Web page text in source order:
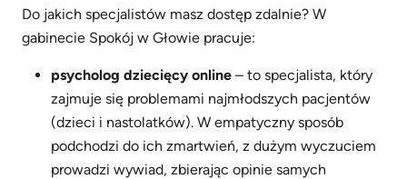
Do jakich specjalistów masz dostęp zdalnie? W
gabinecie Spokój w Głowie pracuje:
psycholog dziecięcy online – to specjalista, który
zajmuje się problemami najmłodszych pacjentów
(dzieci i nastolatków). W empatyczny sposób
podchodzi do ich zmartwień, z dużym wyczuciem
prowadzi wywiad, zbierając opinie samych